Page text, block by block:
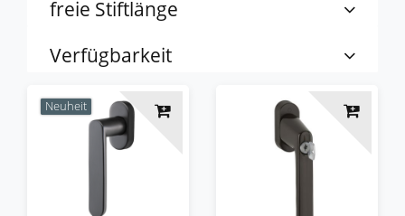
freie Stiftlänge
Verfügbarkeit
Neuheit